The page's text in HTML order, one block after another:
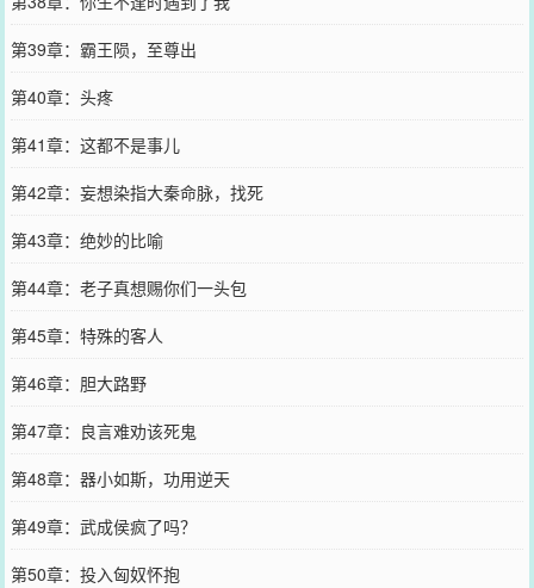
第39章：霸王陨，至尊出
第40章：头疼
第41章：这都不是事儿
第42章：妄想染指大秦命脉，找死
第43章：绝妙的比喻
第44章：老子真想赐你们一头包
第45章：特殊的客人
第46章：胆大路野
第47章：良言难劝该死鬼
第48章：器小如斯，功用逆天
第49章：武成侯疯了吗？
第50章：投入匈奴怀抱